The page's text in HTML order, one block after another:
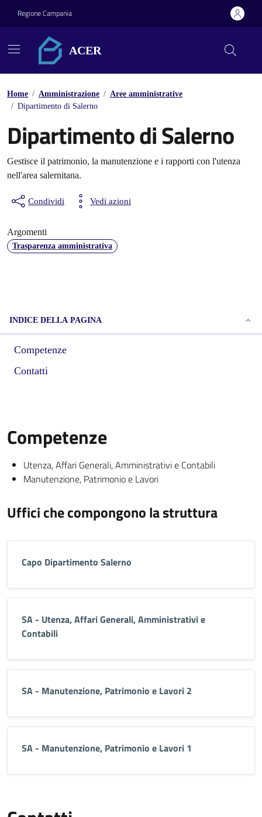
Regione Campania
ACER
Home / Amministrazione / Aree amministrative
/ Dipartimento di Salerno
Dipartimento di Salerno
Gestisce il patrimonio, la manutenzione e i rapporti con l'utenza
nell'area salernitana.
Condividi Vedi azioni
Argomenti
Trasparenza amministrativa
INDICE DELLA PAGINA
Competenze
Contatti
Competenze
Utenza, Affari Generali, Amministrativi e Contabili
Manutenzione, Patrimonio e Lavori
Uffici che compongono la struttura
Capo Dipartimento Salerno
SA - Utenza, Affari Generali, Amministrativi e
Contabili
SA - Manutenzione, Patrimonio e Lavori 2
SA - Manutenzione, Patrimonio e Lavori 1